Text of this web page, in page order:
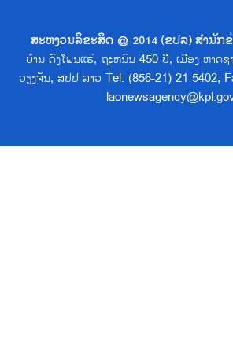
ສະຫງວນລິຂະສິດ @ 2014 (ຂປລ) ສຳນັກ
ບ້ານ ດົງໂພນແຮ່, ຖະຫນົນ 450 ປີ, ເມືອງ ຫາດ
ວຽງຈັນ, ສປປ ລາວ Tel: (856-21) 21 5402,